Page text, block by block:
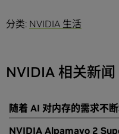
分类: NVIDIA 生活
NVIDIA 相关新闻
随着 AI 对内存的需求不
NVIDIA Alpamayo 2